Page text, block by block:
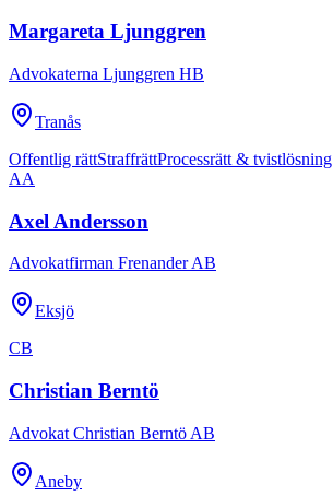
Margareta Ljunggren
Advokaterna Ljunggren HB
Tranås
Offentlig rättStraffrättProcessrätt & tvistlösning
AA
Axel Andersson
Advokatfirman Frenander AB
Eksjö
CB
Christian Berntö
Advokat Christian Berntö AB
Aneby